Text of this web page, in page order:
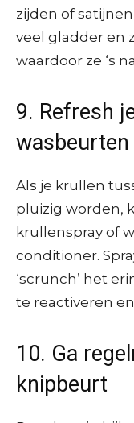
zijden of
veel gladder en
waardoor ze ‘s
9. Refresh
Als je krullen
pluizig worden,
krullenspray of
conditioner.
‘scrunch’ het
te reactiveren
10. Ga
knipbeurt